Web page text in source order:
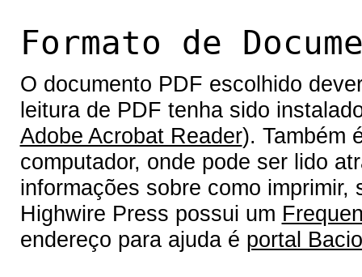
Formato de
O documento PDF escolhido
leitura de PDF tenha sido
Adobe Acrobat Reader). Também
computador, onde pode ser lido
informações sobre como
Highwire Press possui um
endereço para ajuda é portal